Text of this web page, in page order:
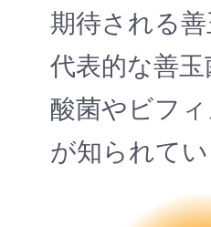
期待される善
代表的な善玉
酸菌やビフ
が知られてい